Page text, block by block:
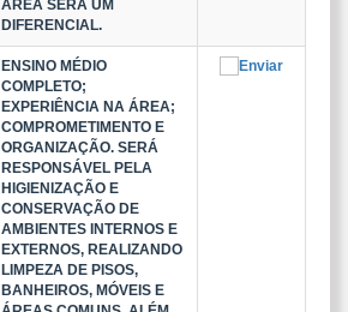
ÁREA SERÁ UM
DIFERENCIAL.
ENSINO MÉDIO
COMPLETO;
EXPERIÊNCIA NA ÁREA;
COMPROMETIMENTO E
ORGANIZAÇÃO. SERÁ
RESPONSÁVEL PELA
HIGIENIZAÇÃO E
CONSERVAÇÃO DE
AMBIENTES INTERNOS E
EXTERNOS, REALIZANDO
LIMPEZA DE PISOS,
BANHEIROS, MÓVEIS E